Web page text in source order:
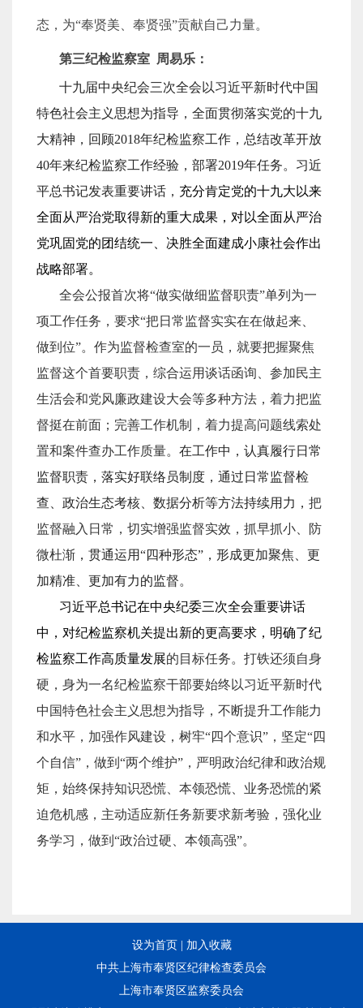
态，为“奉贤美、奉贤强”贡献自己力量。
第三纪检监察室 周易乐：
十九届中央纪会三次全会以习近平新时代中国
特色社会主义思想为指导，全面贯彻落实党的十九
大精神，回顾2018年纪检监察工作，总结改革开放
40年来纪检监察工作经验，部署2019年任务。习近
平总书记发表重要讲话， 充分肯定党的十九大以来
全面从严治党取得新的重大成果，对以全面从严治
党巩固党的团结统一、决胜全面建成小康社会作出
战略部署。
全会公报首次将“做实做细监督职责”单列为一
项工作任务，要求“把日常监督实实在在做起来、
做到位”。 作为监督检查室的一员，就要把握聚焦
监督这个首要职责，综合运用谈话函询、参加民主
生活会和党风廉政建设大会等多种方法，着力把监
督挺在前面；完善工作机制，着力提高问题线索处
置和案件查办工作质量。 在工作中，认真履行日常
监督职责，落实好联络员制度， 通过日常监督检
查、政治生态考核、数据分析等方法持续用力， 把
监督融入日常，切实增强监督实效， 抓早抓小、防
微杜渐 ， 贯通运用“四种形态”，形成更加聚焦、更
加精准、更加有力的监督。
习近平总书记在中央纪委三次全会重要讲话
中，对纪检监察机关提出新的更高要求，明确了纪
检监察工作高质量发展的目标任务。打铁还须自身
硬，身为一名纪检监察干部要始终以习近平新时代
中国特色社会主义思想为指导，不断提升工作能力
和水平，加强作风建设，树牢“四个意识”，坚定“四
个自信”，做到“两个维护”，严明政治纪律和政治规
矩，始终保持知识恐慌、本领恐慌、业务恐慌的紧
迫危机感，主动适应新任务新要求新考验，强化业
务学习，做到“政治过硬、本领高强”。
设为首页
加入收藏
中共上海市奉贤区纪律检查委员会
上海市奉贤区监察委员会